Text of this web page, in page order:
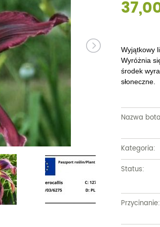
Truskawki i poziomki
Winogrona
Żurawiny
Pozostałe
Dęby
Glediczje
Głogi
Graby
Jabłonie ozdobne
Jarzębiny i jarząby
Kasztanowce
Wiązy
Wiśnie
Złotokapy
Derenie
Hibiskusy
Hortensje
Jaśminowce
Kalmie
Krzewuszki
Wyjątkowy
Wyróżnia
środek
słoneczne.
Nazwa
Kategoria:
Status:
Przycinanie: